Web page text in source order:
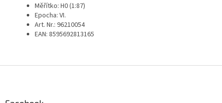
Měřítko: H0 (1:87)
Epocha: VI.
Art. Nr.: 96210054
EAN: 8595692813165